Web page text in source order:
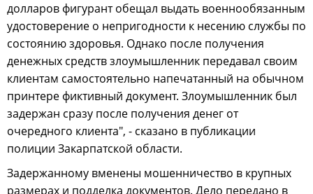
долларов фигурант обещал выдать военнообязанным
удостоверение о непригодности к несению службы по
состоянию здоровья. Однако после получения
денежных средств злоумышленник передавал своим
клиентам самостоятельно напечатанный на обычном
принтере фиктивный документ. Злоумышленник был
задержан сразу после получения денег от
очередного клиента", - сказано в публикации
полиции Закарпатской области.
Задержанному вменены мошенничество в крупных
размерах и подделка документов. Дело передано в